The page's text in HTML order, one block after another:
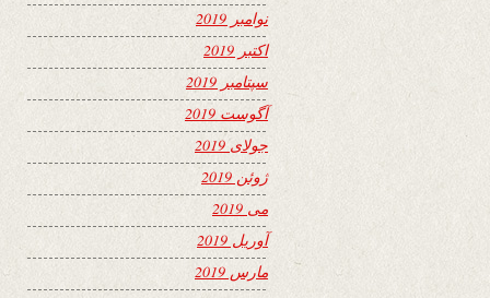
نوامبر 2019
اکتبر 2019
سپتامبر 2019
آگوست 2019
جولای 2019
ژوئن 2019
می 2019
آوریل 2019
مارس 2019